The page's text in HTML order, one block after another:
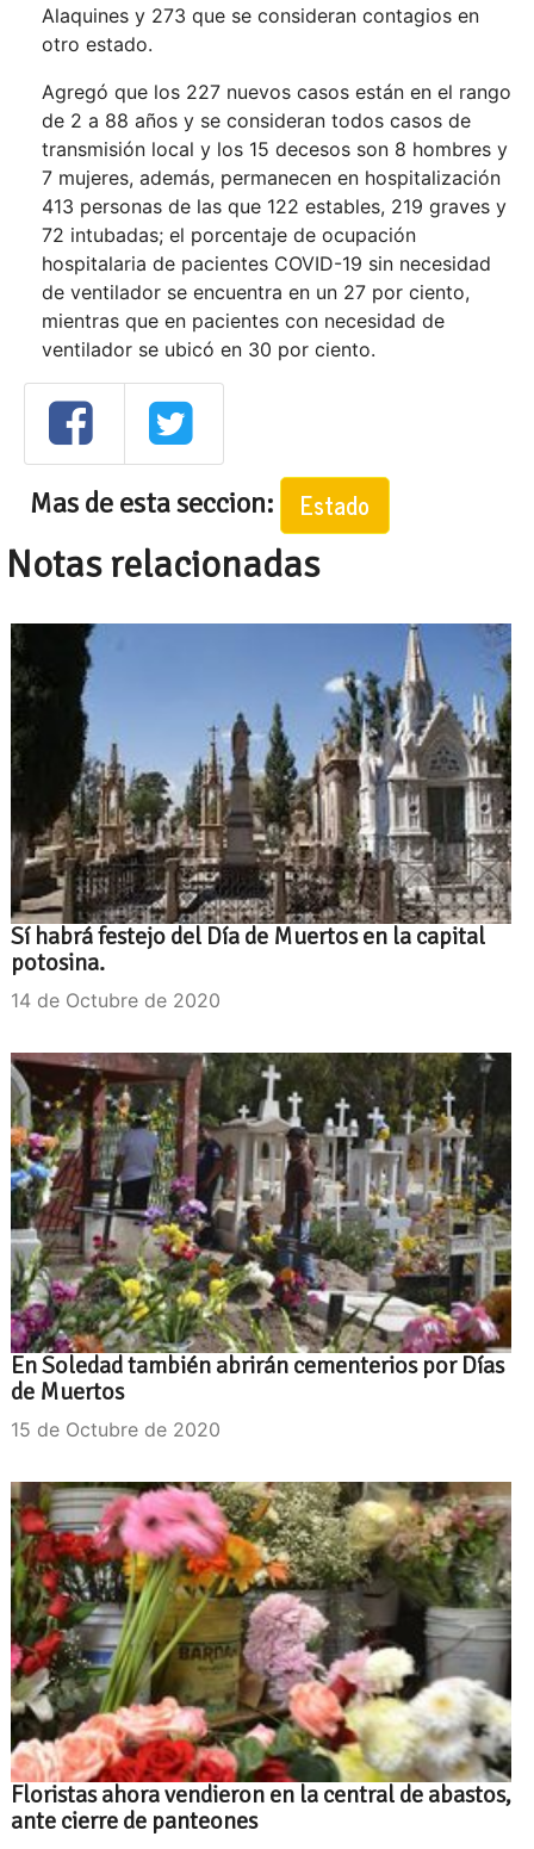
Alaquines y 273 que se consideran contagios en
otro estado.
Agregó que los 227 nuevos casos están en el rango
de 2 a 88 años y se consideran todos casos de
transmisión local y los 15 decesos son 8 hombres y
7 mujeres, además, permanecen en hospitalización
413 personas de las que 122 estables, 219 graves y
72 intubadas; el porcentaje de ocupación
hospitalaria de pacientes COVID-19 sin necesidad
de ventilador se encuentra en un 27 por ciento,
mientras que en pacientes con necesidad de
ventilador se ubicó en 30 por ciento.
Mas de esta seccion: Estado
Notas relacionadas
Sí habrá festejo del Día de Muertos en la capital
potosina.
14 de Octubre de 2020
En Soledad también abrirán cementerios por Días
de Muertos
15 de Octubre de 2020
Floristas ahora vendieron en la central de abastos,
ante cierre de panteones